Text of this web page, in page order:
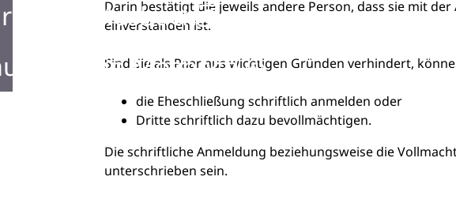
in Mosbach
in Mosbach
Darin bestätigt die jeweils andere Person, dass sie mit
einverstanden ist.
Sind Sie als Paar aus wichtigen Gründen verhindert,
die Eheschließung schriftlich anmelden oder
Dritte schriftlich dazu bevollmächtigen.
Die schriftliche Anmeldung beziehungsweise die
unterschrieben sein.